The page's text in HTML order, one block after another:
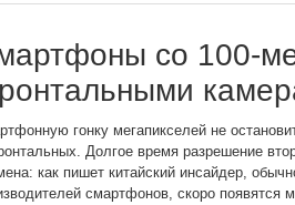
со 100-
гонку мегапикселей не
Долгое время разрешение
как пишет китайский инсайдер,
смартфонов, скоро